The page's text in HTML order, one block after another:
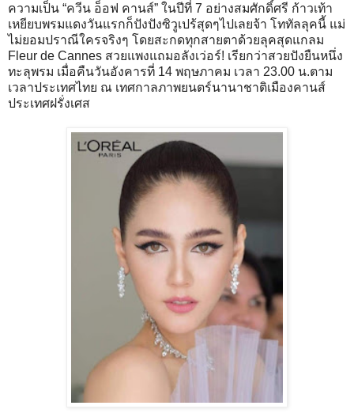
ความเป็น “ควีน อ็อฟ คานส์” ในปีที่ 7 อย่างสมศักดิ์ศรี ก้าวเท้า
เหยียบพรมแดงวันแรกก็ปังปังซิวูเปร้สุดๆไปเลยจ้า โททัลลุคนี้ แม่
ไม่ยอมปราณีใครจริงๆ โดยสะกดทุกสายตาด้วยลุคสุดแกลม
Fleur de Cannes สวยแพงแถมอลังเว่อร์! เรียกว่าสวยปังยืนหนึ่ง
ทะลุพรม เมื่อคืนวันอังคารที่ 14 พฤษภาคม เวลา 23.00 น.ตาม
เวลาประเทศไทย ณ เทศกาลภาพยนตร์นานาชาติเมืองคานส์
ประเทศฝรั่งเศส